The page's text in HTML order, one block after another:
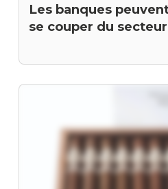
Les banques
se couper du